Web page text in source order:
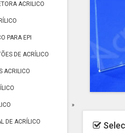
ACRILICO
PARA EPI
DE ACRÍLICO
ACRILICO
DE ACRÍLICO